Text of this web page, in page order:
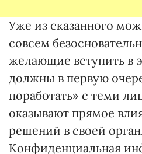
Уже из сказанного
совсем
желающие вступить в
должны в первую
поработать» с теми
оказывают прямое
решений в своей
Конфиденциальная